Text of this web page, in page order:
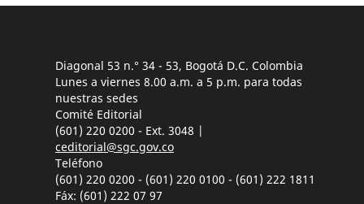
Diagonal 53 n.° 34 - 53, Bogotá D.C. Colombia
Lunes a viernes 8.00 a.m. a 5 p.m. para todas
nuestras sedes
Comité Editorial
(601) 220 0200 - Ext. 3048 |
ceditorial@sgc.gov.co
Teléfono
(601) 220 0200 - (601) 220 0100 - (601) 222 1811
Fáx: (601) 222 07 97